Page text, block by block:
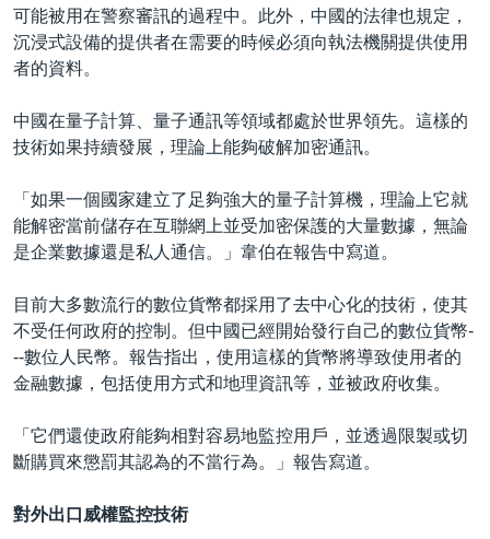
可能被用在警察審訊的過程中。此外，中國的法律也規定，
沉浸式設備的提供者在需要的時候必須向執法機關提供使用
者的資料。
中國在量子計算、量子通訊等領域都處於世界領先。這樣的
技術如果持續發展，理論上能夠破解加密通訊。
「如果一個國家建立了足夠強大的量子計算機，理論上它就
能解密當前儲存在互聯網上並受加密保護的大量數據，無論
是企業數據還是私人通信。」韋伯在報告中寫道。
目前大多數流行的數位貨幣都採用了去中心化的技術，使其
不受任何政府的控制。但中國已經開始發行自己的數位貨幣-
--數位人民幣。報告指出，使用這樣的貨幣將導致使用者的
金融數據，包括使用方式和地理資訊等，並被政府收集。
「它們還使政府能夠相對容易地監控用戶，並透過限製或切
斷購買來懲罰其認為的不當行為。」報告寫道。
對外出口威權監控技術